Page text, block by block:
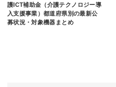
護ICT補助金（介護テクノロジー導
入支援事業）都道府県別の最新公
募状況・対象機器まとめ